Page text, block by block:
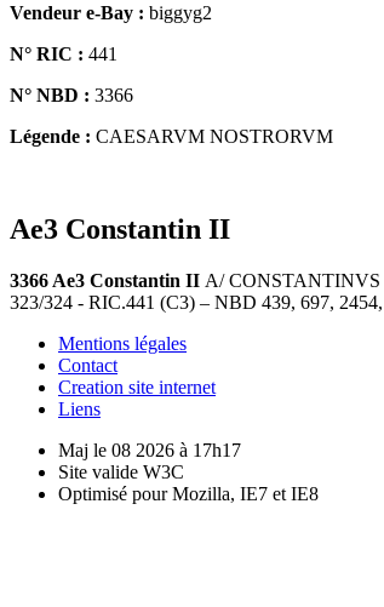
Vendeur e-Bay : biggyg2
N° RIC : 441
N° NBD : 3366
Légende : CAESARVM NOSTRORVM
Ae3 Constantin II
3366 Ae3 Constantin II A/ CONSTANTINVS
323/324 - RIC.441 (C3) – NBD 439, 697,
Mentions légales
Contact
Creation site internet
Liens
Maj le 08 2026 à 17h17
Site valide W3C
Optimisé pour Mozilla, IE7 et IE8